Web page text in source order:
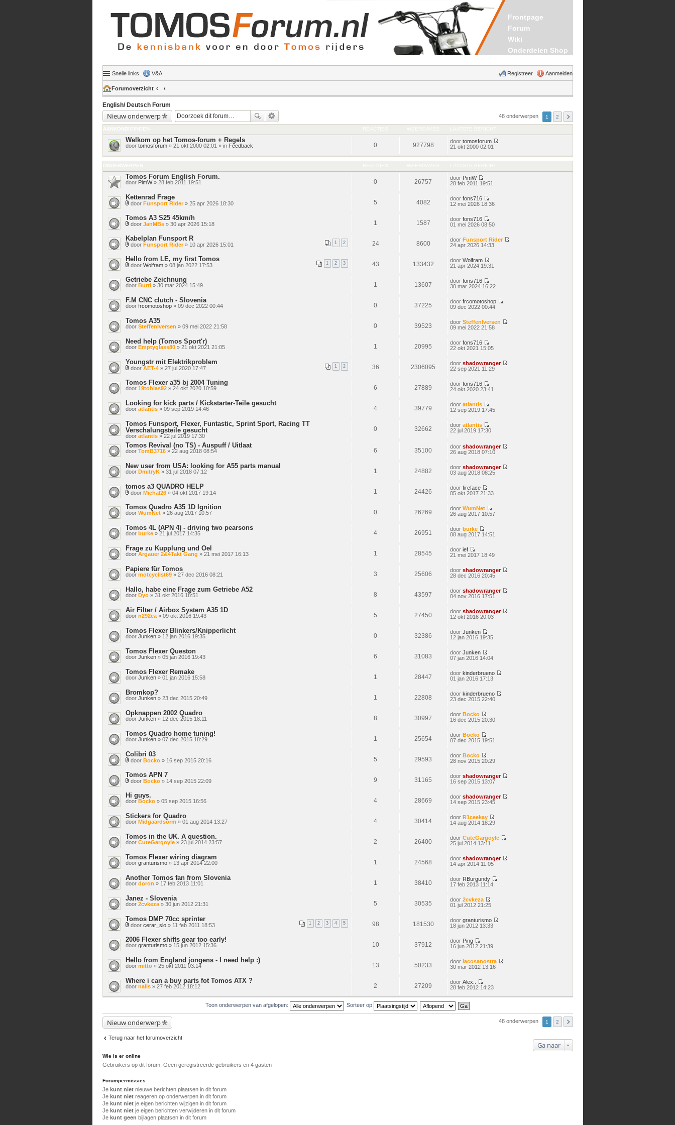
Frontpage
Forum
Wiki
Onderdelen Shop
Snelle links V&A Aanmelden
Registreer
Forumoverzicht
English/ Deutsch Forum
Nieuw onderwerp 48 onderwerpen 1 2
Welkom op het Tomos-forum + Regels
door tomosforum» 21 okt 2000 02:01 » in Feedback 0 927798
door tomosforum
bericht
21 okt 2000 02:01
Tomos Forum English Forum.
door PimW» 28 feb 2011 19:51 0 26757
door PimW
Bekijk
28 feb 2011 19:51
Kettenrad Frage
door Funsport Rider» 25 apr 2026 18:30 5 4082
door fons716
Bekijk
12 mei 2026 18:36
Tomos A3 S25 45km/h
door JanMBs» 30 apr 2026 15:18 1 1587
door fons716
Bekijk
01 mei 2026 08:50
Kabelplan Funsport R
1 2
door Funsport Rider» 10 apr 2026 15:01 24 8600
door Funsport Rider
24 apr 2026 14:33
Hello from LE, my first Tomos
1 2 3
door Wolfram» 08 jan 2022 17:53 43 133432
door Wolfram
Bekijk
21 apr 2024 19:31
Getriebe Zeichnung
door Burri» 30 mar 2024 15:49 1 13607
door fons716
Bekijk
30 mar 2024 16:22
F.M CNC clutch - Slovenia
door frcomotoshop» 09 dec 2022 00:44 0 37225
door frcomotoshop
09 dec 2022 00:44
Tomos A35
door SteffenIversen » 09 mei 2022 21:58 0 39523
door SteffenIversen
09 mei 2022 21:58
Need help (Tomos Sport'r)
door Emptyglass80» 21 okt 2021 21:05 1 20995
door fons716
Bekijk
22 okt 2021 15:05
Youngstr mit Elektrikproblem
1 2
door AET-4» 27 jul 2020 17:47 36 2306095
door shadowranger
22 sep 2021 11:29
Tomos Flexer a35 bj 2004 Tuning
door 19tobias92» 24 okt 2020 10:59 6 27889
door fons716
Bekijk
24 okt 2020 23:41
Looking for kick parts / Kickstarter-Teile gesucht
door atlantis» 09 sep 2019 14:46 4 39779
door atlantis
Bekijk
12 sep 2019 17:45
Tomos Funsport, Flexer, Funtastic, Sprint Sport, Racing TT
Verschalungsteile gesucht
door atlantis» 22 jul 2019 17:30
0 32662
door atlantis
Bekijk
22 jul 2019 17:30
Tomos Revival (no TS) - Auspuff / Uitlaat
door TomB3716» 22 aug 2018 08:54 6 35100
door shadowranger
26 aug 2018 07:10
New user from USA: looking for A55 parts manual
door DmitryK» 31 jul 2018 07:12 1 24882
door shadowranger
03 aug 2018 08:25
tomos a3 QUADRO HELP
door Michal26» 04 okt 2017 19:14 1 24426
door fireface
Bekijk
05 okt 2017 21:33
Tomos Quadro A35 1D Ignition
door WumNet» 26 aug 2017 10:57 0 26269
door WumNet
Bekijk
26 aug 2017 10:57
Tomos 4L (APN 4) - driving two pearsons
door burke» 21 jul 2017 14:35 4 26951
door burke
Bekijk
08 aug 2017 14:51
Frage zu Kupplung und Oel
doorArgauer 2&4Takt Gang » 21 mei 2017 16:13 1 28545
door ief
Bekijk
21 mei 2017 18:49
Papiere für Tomos
door motcyclist69» 27 dec 2016 08:21 3 25606
door shadowranger
28 dec 2016 20:45
Hallo, habe eine Frage zum Getriebe A52
door Dyo» 31 okt 2016 18:51 8 43597
door shadowranger
04 nov 2016 17:51
Air Filter / Airbox System A35 1D
door n292ea» 09 okt 2016 19:43 5 27450
door shadowranger
12 okt 2016 20:03
Tomos Flexer Blinkers/Knipperlicht
door Junken» 12 jan 2016 19:35 0 32386
door Junken
Bekijk
12 jan 2016 19:35
Tomos Flexer Queston
door Junken» 05 jan 2016 19:43 6 31083
door Junken
Bekijk
07 jan 2016 14:04
Tomos Flexer Remake
door Junken» 01 jan 2016 15:58 1 28447
door kinderbrueno
01 jan 2016 17:13
Bromkop?
door Junken» 23 dec 2015 20:49 1 22808
door kinderbrueno
23 dec 2015 22:40
Opknappen 2002 Quadro
door Junken» 12 dec 2015 18:11 8 30997
door Bocko
Bekijk
16 dec 2015 20:30
Tomos Quadro home tuning!
door Junken» 07 dec 2015 18:29 1 25654
door Bocko
Bekijk
07 dec 2015 19:51
Colibri 03
door Bocko» 16 sep 2015 20:16 5 29593
door Bocko
Bekijk
28 nov 2015 20:29
Tomos APN 7
door Bocko» 14 sep 2015 22:09 9 31165
door shadowranger
16 sep 2015 13:07
Hi guys.
doorBocko» 05 sep 2015 16:56 4 28669
door shadowranger
14 sep 2015 23:45
Stickers for Quadro
door Midgaardsorm » 01 aug 2014 13:27 4 30414
door R1ceekay
Bekijk
14 aug 2014 18:29
Tomos in the UK. A question.
door CuteGargoyle» 23 jul 2014 23:57 2 26400
door CuteGargoyle
25 jul 2014 13:11
Tomos Flexer wiring diagram
door granturismo» 13 apr 2014 22:00 1 24568
door shadowranger
14 apr 2014 11:05
Another Tomos fan from Slovenia
door doron » 17 feb 2013 11:01 1 38410
door RBurgundy
17 feb 2013 11:14
Janez - Slovenia
door 2cvkeza» 30 jun 2012 21:31 5 30535
door 2cvkeza
Bekijk
01 jul 2012 21:25
Tomos DMP 70cc sprinter
1 2 3 4 5
door cerar_slo» 11 feb 2011 18:53 98 181530
door granturismo
18 jun 2012 13:33
2006 Flexer shifts gear too early!
door granturismo» 15 jun 2012 15:36 10 37912
door Ping
Bekijk
16 jun 2012 21:39
Hello from England jongens - I need help :)
door mitto» 25 okt 2011 03:14 13 50233
door lacosanostra
30 mar 2012 13:16
Where i can a buy parts fot Tomos ATX ?
door nalis» 27 feb 2012 18:12 2 27209
door Alex..
Bekijk
bericht
28 feb 2012 14:23
Toon onderwerpen van afgelopen: Sorteer op
Nieuw onderwerp 48 onderwerpen 1 2
Terug naar het forumoverzicht
Ga naar
Wie is er online
Gebruikers op dit forum: Geen geregistreerde gebruikers en 4 gasten
Forumpermissies
Je kunt nietnieuwe berichten plaatsen in dit forum
Je kunt nietreageren op onderwerpen in dit forum
Je kunt nietje eigen berichten wijzigen in dit forum
Je kunt nietje eigen berichten verwijderen in dit forum
Je kunt geen bijlagen plaatsen in dit forum